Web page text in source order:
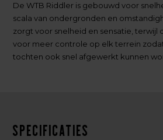
De WTB Riddler is gebouwd voor
scala van ondergronden en
zorgt voor snelheid en sensatie, terwijl
voor meer controle op elk terrein
tochten ook snel afgewerkt kunnen
Specificaties